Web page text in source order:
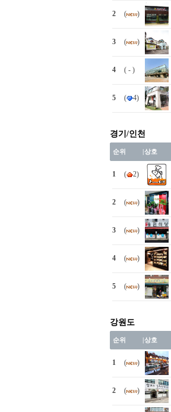
2 ( )
3 ( )
4 ( - )
5 ( 4)
경기/인천
순위 |상호
1 ( 2)
2 ( )
3 ( )
4 ( )
5 ( )
강원도
순위 |상호
1 ( )
2 ( )